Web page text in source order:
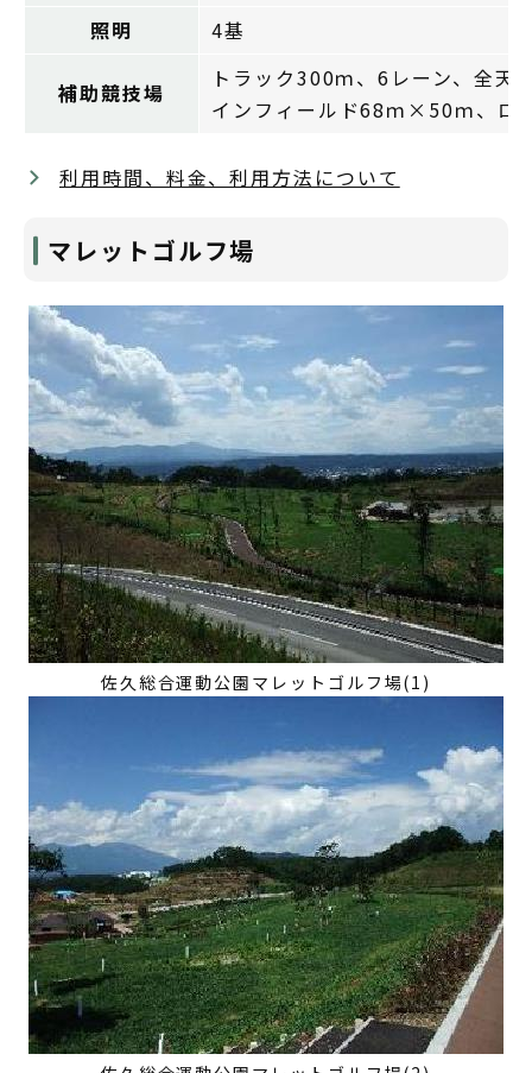
照明 4基
補助競技場
トラック300ｍ、6レーン、全天
インフィールド68ｍ×50ｍ、ロ
利用時間、料金、利用方法について
マレットゴルフ場
佐久総合運動公園マレットゴルフ場(1)